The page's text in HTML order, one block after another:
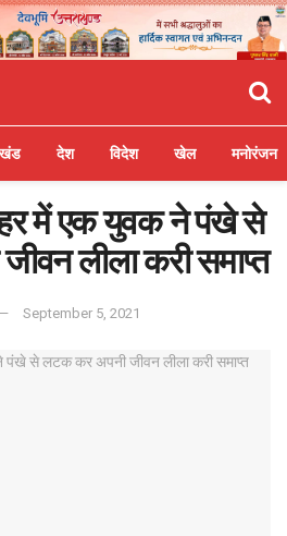
देश विदेश खेल मनोरंजन
में एक युवक ने पंखे से
लीला करी समाप्त
September 5, 2021